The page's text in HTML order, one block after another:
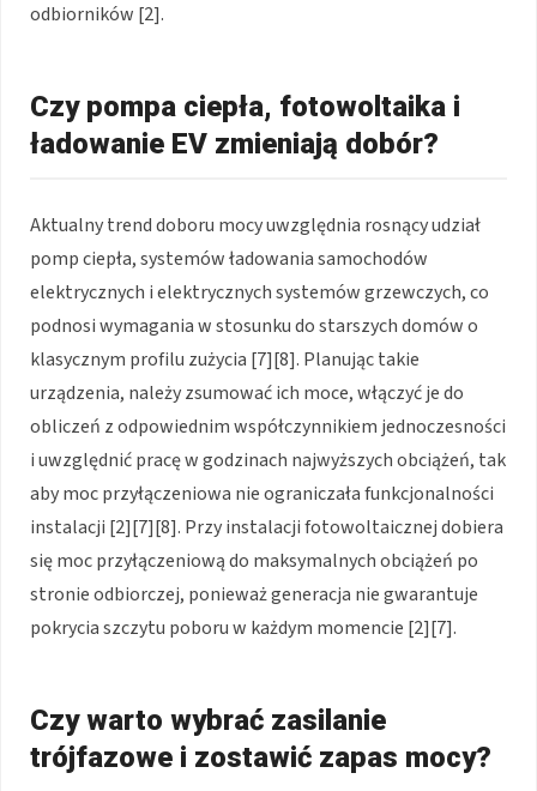
odbiorników [2].
Czy pompa ciepła, fotowoltaika i
ładowanie EV zmieniają dobór?
Aktualny trend doboru mocy uwzględnia rosnący udział
pomp ciepła, systemów ładowania samochodów
elektrycznych i elektrycznych systemów grzewczych, co
podnosi wymagania w stosunku do starszych domów o
klasycznym profilu zużycia [7][8]. Planując takie
urządzenia, należy zsumować ich moce, włączyć je do
obliczeń z odpowiednim współczynnikiem jednoczesności
i uwzględnić pracę w godzinach najwyższych obciążeń, tak
aby moc przyłączeniowa nie ograniczała funkcjonalności
instalacji [2][7][8]. Przy instalacji fotowoltaicznej dobiera
się moc przyłączeniową do maksymalnych obciążeń po
stronie odbiorczej, ponieważ generacja nie gwarantuje
pokrycia szczytu poboru w każdym momencie [2][7].
Czy warto wybrać zasilanie
trójfazowe i zostawić zapas mocy?